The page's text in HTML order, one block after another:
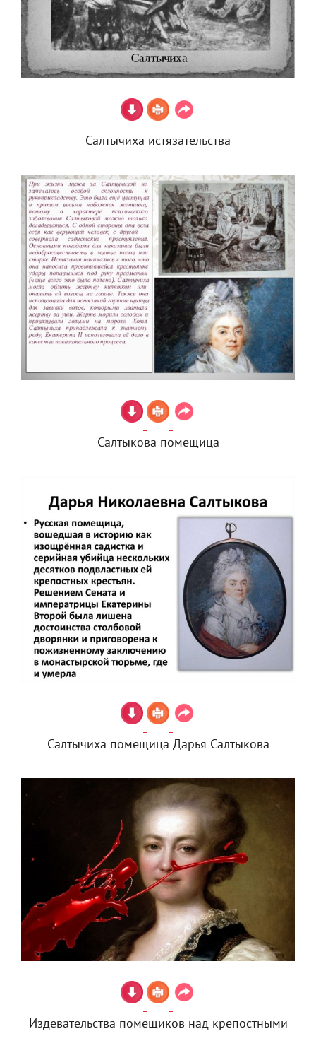
Салтычиха истязательства
Салтыкова помещица
Салтычиха помещица Дарья Салтыкова
Издевательства помещиков над крепостными